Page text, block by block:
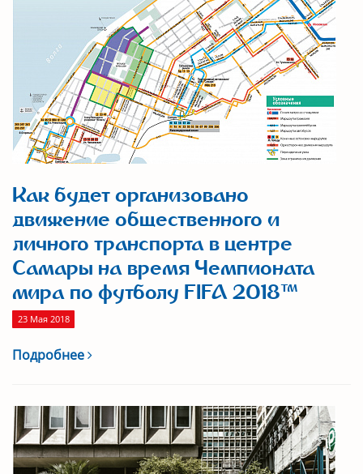
Как будет организовано
движение общественного и
личного транспорта в центре
Самары на время Чемпионата
мира по футболу FIFA 2018™
23 Мая 2018
Подробнее